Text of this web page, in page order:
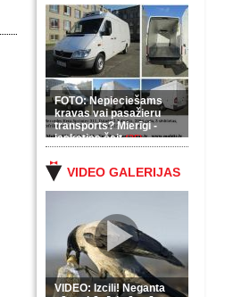
FOTO: Nepieciešams
kravas vai pasažieru
transports? Mierīgi -
ieskaties šeit(35)
VIDEO GALERIJAS
VIDEO: Izcili! Neganta